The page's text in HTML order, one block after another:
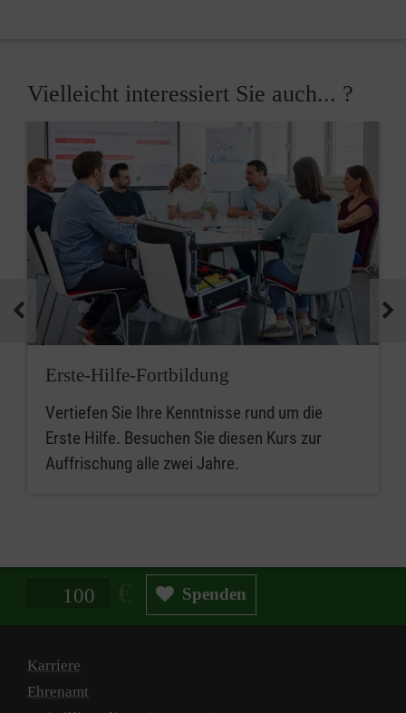
Vielleicht interessiert Sie auch... ?
Erste-Hilfe-Fortbildung
Vertiefen Sie Ihre Kenntnisse rund um die
Erste Hilfe. Besuchen Sie diesen Kurs zur
Auffrischung alle zwei Jahre.
Spendenbetrag in Euro Spenden
Karriere
Ehrenamt